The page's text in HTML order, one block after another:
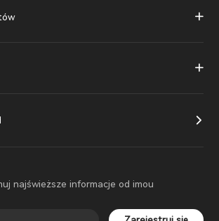
najświeższe informacje od imou